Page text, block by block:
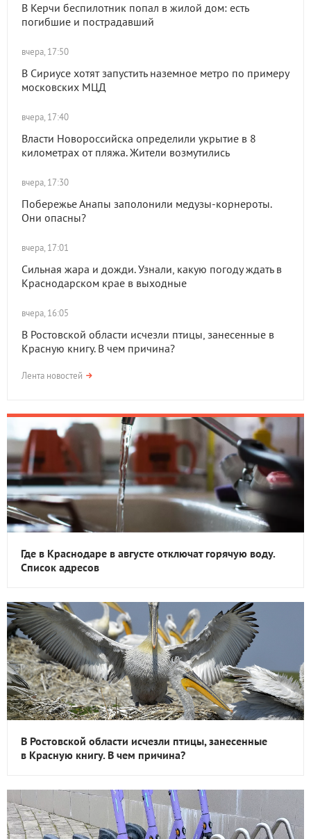
В Керчи беспилотник попал в жилой дом: есть
погибшие и пострадавший
вчера, 17:50
В Сириусе хотят запустить наземное метро по примеру
московских МЦД
вчера, 17:40
Власти Новороссийска определили укрытие в 8
километрах от пляжа. Жители возмутились
вчера, 17:30
Побережье Анапы заполонили медузы-корнероты.
Они опасны?
вчера, 17:01
Сильная жара и дожди. Узнали, какую погоду ждать в
Краснодарском крае в выходные
вчера, 16:05
В Ростовской области исчезли птицы, занесенные в
Красную книгу. В чем причина?
Лента новостей
Где в Краснодаре в августе отключат горячую воду.
Список адресов
В Ростовской области исчезли птицы, занесенные
в Красную книгу. В чем причина?